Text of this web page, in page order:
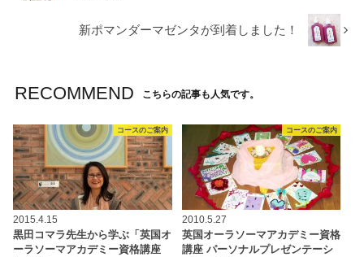
新ポマンダーマゼンタが到着しました！
RECOMMEND こちらの記事も人気です。
コースのご案内
2015.4.15
黒田コマラ先生から学ぶ「英国オ
ーラソーマアカデミー資格講座
コースのご案内
2010.5.27
英国オーラソーマアカデミー資格
講座 パーソナルプレゼンテーシ